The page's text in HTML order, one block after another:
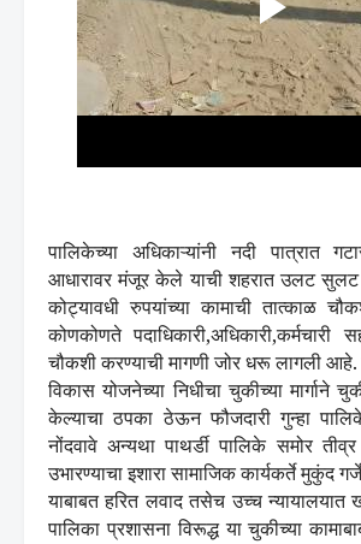
पालिकेच्या अधिकाऱ्यांनी नदी पात्रात
आधारावर मंजूर केले याची शहरात उलट
कोट्यावधी रुपयांच्या कामाची तात्काळ
कोणकोणते पदाधिकारी,अधिकारी,कर्मचारी
चौकशी करण्याची मागणी जोर धरू लागली आहे.
विकास योजनेच्या निधीचा चुकीच्या मार्गाने
केल्याचा ठपका ठेऊन फौजदारी गुन्हा
नोंदवावे अन्यथा पाथर्डी पालिके समोर
उभारण्याचा इशारा सामाजिक कार्यकर्ते मुकुंद
याबाबत हरित लवाद तसेच उच्च न्यायालयात
पालिका प्रशासना विरूद्ध या चुकीच्या